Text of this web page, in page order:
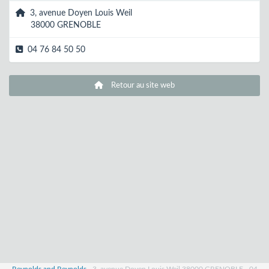
3, avenue Doyen Louis Weil
38000 GRENOBLE
04 76 84 50 50
Retour au site web